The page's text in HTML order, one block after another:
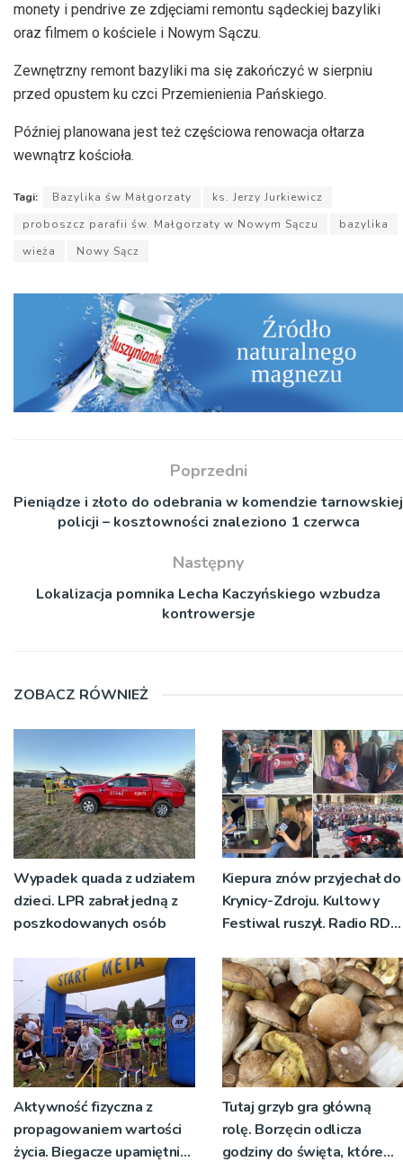
monety i pendrive ze zdjęciami remontu sądeckiej bazyliki
oraz filmem o kościele i Nowym Sączu.
Zewnętrzny remont bazyliki ma się zakończyć w sierpniu
przed opustem ku czci Przemienienia Pańskiego.
Później planowana jest też częściowa renowacja ołtarza
wewnątrz kościoła.
Tagi: Bazylika św Małgorzaty
ks. Jerzy Jurkiewicz
proboszcz parafii św. Małgorzaty w Nowym Sączu
bazylika
wieża
Nowy Sącz
Poprzedni
Pieniądze i złoto do odebrania w komendzie tarnowskiej
policji – kosztowności znaleziono 1 czerwca
Następny
Lokalizacja pomnika Lecha Kaczyńskiego wzbudza
kontrowersje
ZOBACZ RÓWNIEŻ
Wypadek quada z udziałem
dzieci. LPR zabrał jedną z
poszkodowanych osób
Kiepura znów przyjechał do
Krynicy-Zdroju. Kultowy
Festiwal ruszył. Radio RDN
żywo [ZDJĘCIA]
Aktywność fizyczna z
propagowaniem wartości
życia. Biegacze upamiętnili
Tutaj grzyb gra główną
rolę. Borzęcin odlicza
godziny do święta, które